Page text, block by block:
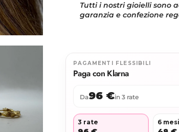
Tutti i nostri gioielli sono
garanzia e confezione
PAGAMENTI FLESSIBILI
Paga con Klarna
Da96 €in 3 rate
3 rate 6 mesi